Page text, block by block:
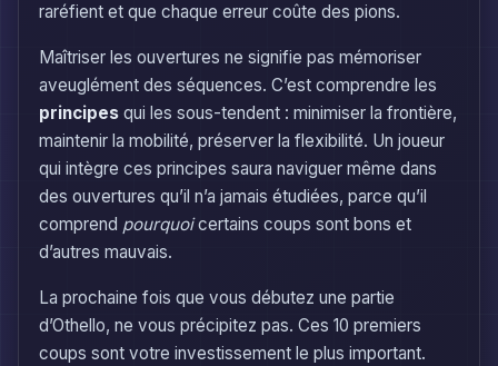
raréfient et que chaque erreur coûte des pions.
Maîtriser les ouvertures ne signifie pas mémoriser
aveuglément des séquences. C’est comprendre les
principes qui les sous-tendent : minimiser la frontière,
maintenir la mobilité, préserver la flexibilité. Un joueur
qui intègre ces principes saura naviguer même dans
des ouvertures qu’il n’a jamais étudiées, parce qu’il
comprend pourquoicertains coups sont bons et
d’autres mauvais.
La prochaine fois que vous débutez une partie
d’Othello, ne vous précipitez pas. Ces 10 premiers
coups sont votre investissement le plus important.